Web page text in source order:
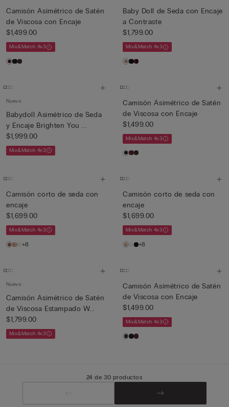
Camisón Asimétrico de Satén
de Viscosa con Encaje
$1,499.00
Mix&Match 4x3
Baby Doll de Seda con Encaje
a Contraste
$1,799.00
Mix&Match 4x3
Nuevo
Babydoll Asimétrico de Seda
y Encaje Brighten You ...
$1,999.00
Mix&Match 4x3
Camisón Asimétrico de Satén
de Viscosa con Encaje
$1,499.00
Mix&Match 4x3
Camisón corto de seda con
encaje
$1,699.00
Mix&Match 4x3
+8
Camisón corto de seda con
encaje
$1,699.00
Mix&Match 4x3
+8
Nuevo
Camisón Asimétrico de Satén
de Viscosa Estampado W...
$1,799.00
Mix&Match 4x3
Camisón Asimétrico de Satén
de Viscosa con Encaje
$1,499.00
Mix&Match 4x3
24 de 30 productos